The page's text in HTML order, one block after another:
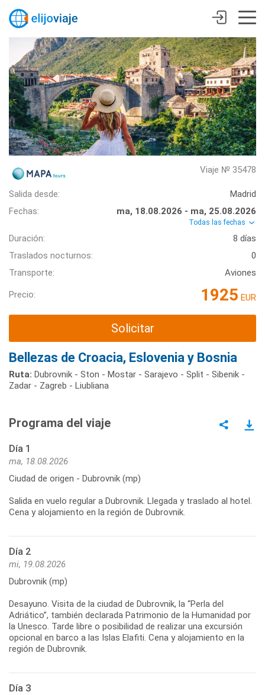
Viaje № 35478
Salida desde:
Madrid
Fechas:
ma, 18.08.2026 - ma, 25.08.2026
Todas las fechas
Duración:
8 días
Traslados nocturnos:
0
Transporte:
Aviones
Precio: 1925 EUR
Solicitar
Bellezas de Croacia, Eslovenia y Bosnia
Ruta: Dubrovnik - Ston - Mostar - Sarajevo - Split - Sibenik -
Zadar - Zagreb - Liubliana
Programa del viaje
Día 1
ma, 18.08.2026
Ciudad de origen - Dubrovnik (mp)
Salida en vuelo regular a Dubrovnik. Llegada y traslado al hotel.
Día 2
mi, 19.08.2026
Dubrovnik (mp)
Desayuno. Visita de la ciudad de Dubrovnik, la “Perla del
Adriático”, también declarada Patrimonio de la Humanidad por
la Unesco. Tarde libre o posibilidad de realizar una excursión
opcional en barco a las Islas Elafiti. Cena y alojamiento en la
Día 3